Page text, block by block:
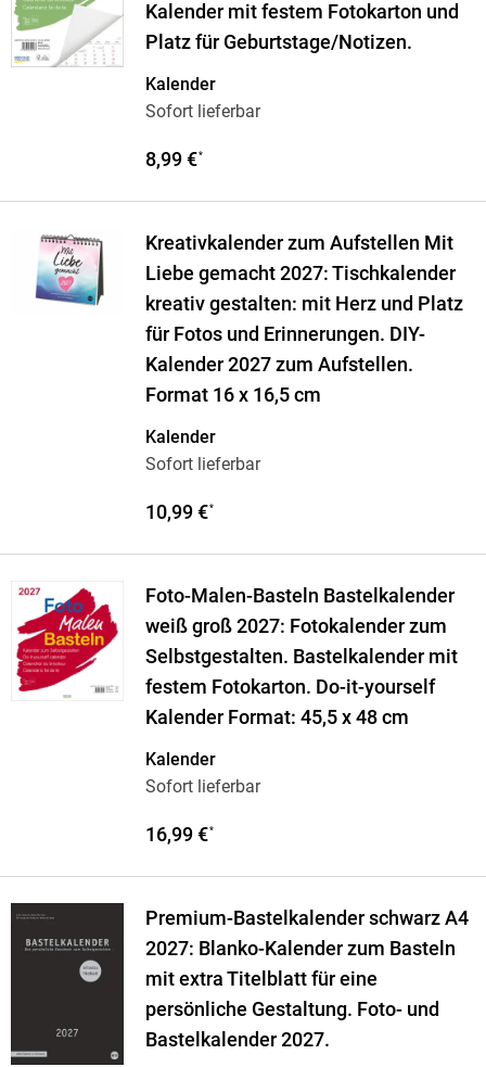
Kalender mit festem Fotokarton und
Platz für Geburtstage/Notizen.
Kalender
Sofort lieferbar
8,99 €*
Kreativkalender zum Aufstellen Mit
Liebe gemacht 2027: Tischkalender
kreativ gestalten: mit Herz und Platz
für Fotos und Erinnerungen. DIY-
Kalender 2027 zum Aufstellen.
Format 16 x 16,5 cm
Kalender
Sofort lieferbar
10,99 €*
Foto-Malen-Basteln Bastelkalender
weiß groß 2027: Fotokalender zum
Selbstgestalten. Bastelkalender mit
festem Fotokarton. Do-it-yourself
Kalender Format: 45,5 x 48 cm
Kalender
Sofort lieferbar
16,99 €*
Premium-Bastelkalender schwarz A4
2027: Blanko-Kalender zum Basteln
mit extra Titelblatt für eine
persönliche Gestaltung. Foto- und
Bastelkalender 2027.